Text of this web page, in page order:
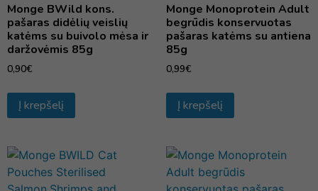
Monge BWild kons.
pašaras didėlių veislių
katėms su buivolo mėsa ir
daržovėmis 85g
0,90€
Į krepšelį
Monge Monoprotein Adult
begrūdis konservuotas
pašaras katėms su antiena
85g
0,99€
Į krepšelį